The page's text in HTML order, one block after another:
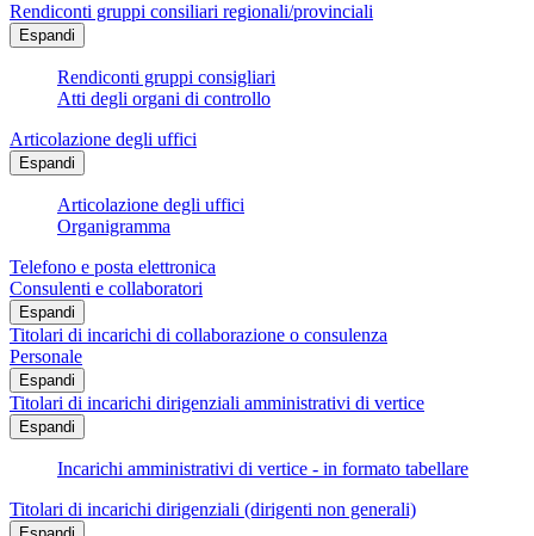
Rendiconti gruppi consiliari regionali/provinciali
Espandi
Rendiconti gruppi consigliari
Atti degli organi di controllo
Articolazione degli uffici
Espandi
Articolazione degli uffici
Organigramma
Telefono e posta elettronica
Consulenti e collaboratori
Espandi
Titolari di incarichi di collaborazione o consulenza
Personale
Espandi
Titolari di incarichi dirigenziali amministrativi di vertice
Espandi
Incarichi amministrativi di vertice - in formato tabellare
Titolari di incarichi dirigenziali (dirigenti non generali)